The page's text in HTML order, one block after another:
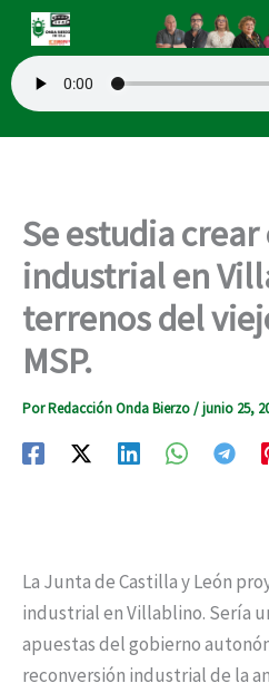
contenido
Se estudia
industrial en
terrenos del
MSP.
PorRedacción Onda Bierzo/junio 25,
La Junta de Castilla y León
industrial en Villablino. Sería
apuestas del gobierno
reconversión industrial de la